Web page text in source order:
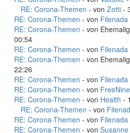
RE: Corona-Themen - von Zotti -
RE: Corona-Themen - von Filenada
RE: Corona-Themen - von
00:54
RE: Corona-Themen - von Filenada
RE: Corona-Themen - von
22:26
RE: Corona-Themen - von Filenada
RE: Corona-Themen - von FreeNine
RE: Corona-Themen - von Health -
RE: Corona-Themen - von
RE: Corona-Themen - von Filenada
RE: Corona-Themen - von